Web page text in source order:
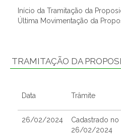
Início da Tramitação da
Última Movimentação da
TRAMITAÇÃO DA
Data Trâmite
26/02/2024
Cadastrado no
26/02/2024